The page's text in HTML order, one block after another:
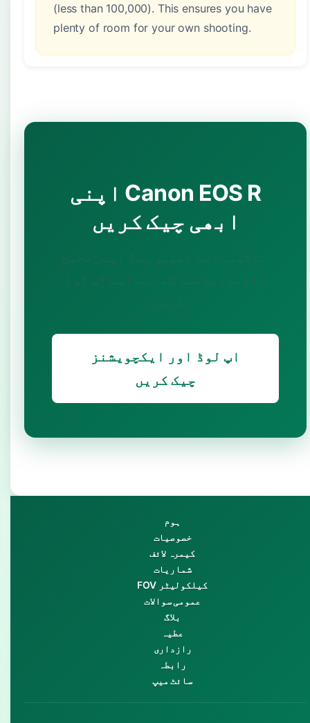
(less than 100,000). This ensures you have
plenty of room for your own shooting.
اپنی Canon EOS R
ابھی چیک کریں
اس کیمرے سے تصویر ہے؟ اپنی صحیح
کاؤنٹ دیکھنے کے لیے اسے اپ لوڈ
کریں۔
اپ لوڈ اور ایکچویشنز
چیک کریں
ہوم
خصوصیات
کیمرہ لائف
شماریات
FOV کیلکولیٹر
عمومی سوالات
بلاگ
عطیہ
رازداری
رابطہ
سائٹ میپ